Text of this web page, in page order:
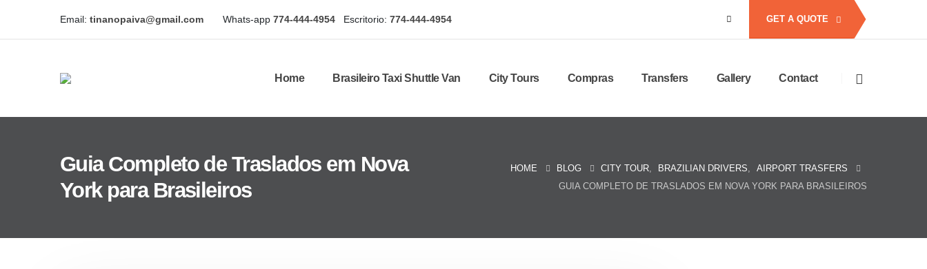
Email: tinanopaiva@gmail.com Whats-app 774-444-4954 Escritorio: 774-444-4954 GET A QUOTE
Home Brasileiro Taxi Shuttle Van City Tours Compras Transfers Gallery Contact
Guia Completo de Traslados em Nova
York para Brasileiros
HOME BLOG CITY TOUR, BRAZILIAN DRIVERS,
AIRPORT TRASFERS
GUIA COMPLETO DE TRASLADOS EM NOVA YORK PARA BRASILEIROS